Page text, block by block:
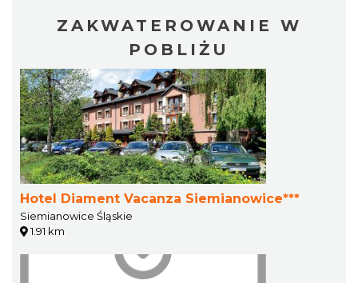
ZAKWATEROWANIE W
POBLIŻU
Hotel Diament Vacanza Siemianowice***
Siemianowice Śląskie
1.91 km